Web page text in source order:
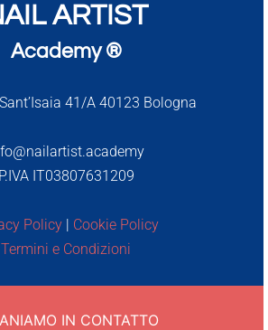
ARTIST
Academy ®
41/A 40123 Bologna
P.IVA IT03807631209
Policy | Cookie Policy
Termini e Condizioni
IN CONTATTO